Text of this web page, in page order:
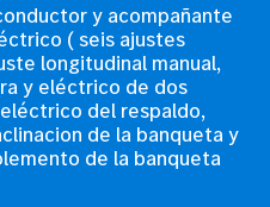
y acompañante
( seis ajustes
longitudinal manual,
y eléctrico de dos
del respaldo,
de la banqueta y
de la banqueta